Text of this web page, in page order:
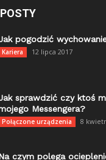
pogodzić
Kariera 12 lipca 2017
sprawdzić czy ktoś
Messengera?
Połączone urządzenia 8
czym polega